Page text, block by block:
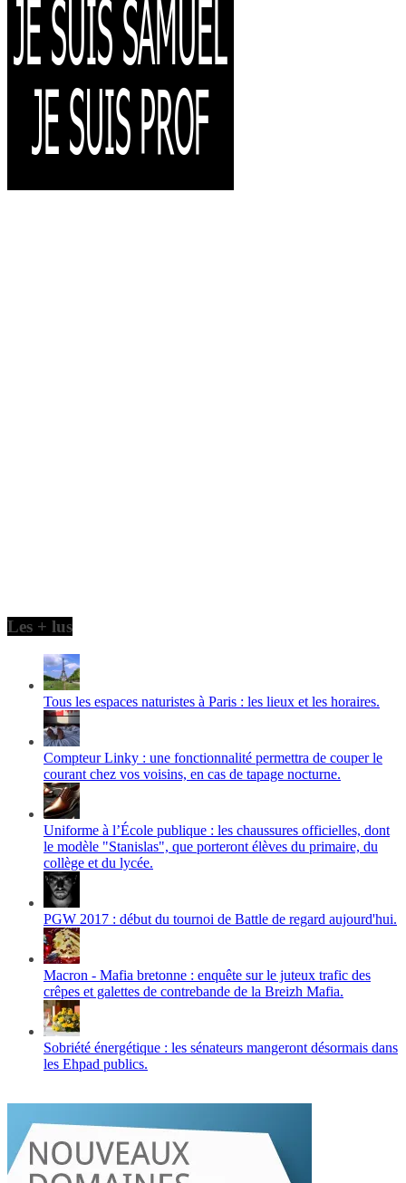
Les + lus
Tous les espaces naturistes à Paris : les lieux et les horaires.
Compteur Linky : une fonctionnalité permettra de couper le
courant chez vos voisins, en cas de tapage nocturne.
Uniforme à l’École publique : les chaussures officielles, dont
le modèle "Stanislas", que porteront élèves du primaire, du
collège et du lycée.
PGW 2017 : début du tournoi de Battle de regard aujourd'hui.
Macron - Mafia bretonne : enquête sur le juteux trafic des
crêpes et galettes de contrebande de la Breizh Mafia.
Sobriété énergétique : les sénateurs mangeront désormais dans
les Ehpad publics.